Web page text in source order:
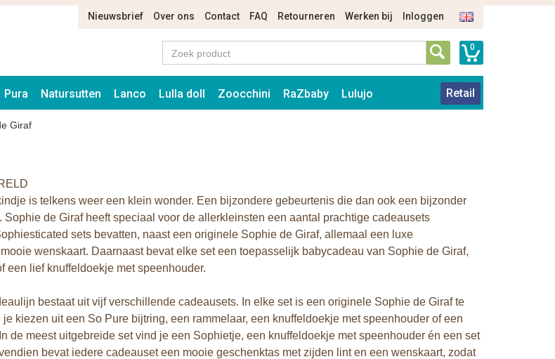
Nieuwsbrief Over ons Contact FAQ Retourneren Werken bij Inloggen
0
Pura Natursutten Lanco Lulla doll Zoocchini RaZbaby Lulujo Retail
Giraf
is telkens weer een klein wonder. Een bijzondere gebeurtenis die dan ook een bijzonder
Sophie de Giraf heeft speciaal voor de allerkleinsten een aantal prachtige cadeausets
sets bevatten, naast een originele Sophie de Giraf, allemaal een luxe
wenskaart. Daarnaast bevat elke set een toepasselijk babycadeau van Sophie de Giraf,
een lief knuffeldoekje met speenhouder.
bestaat uit vijf verschillende cadeausets. In elke set is een originele Sophie de Giraf te
kiezen uit een So Pure bijtring, een rammelaar, een knuffeldoekje met speenhouder of een
de meest uitgebreide set vind je een Sophietje, een knuffeldoekje met speenhouder én een set
bevat iedere cadeauset een mooie geschenktas met zijden lint en een wenskaart, zodat